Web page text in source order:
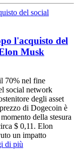
l'acquisto del
Musk
70% nel fine
social network
degli asset
di Dogecoin è
della stesura
$ 0,11. Elon
un impatto
di più